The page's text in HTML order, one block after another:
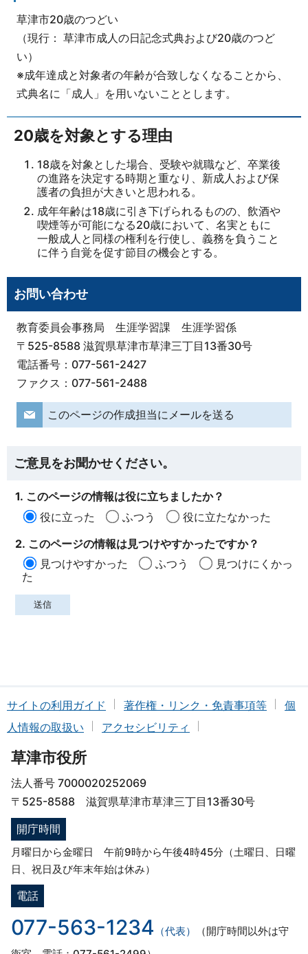
草津市20歳のつどい
（現行： 草津市成人の日記念式典および20歳のつど
い）
※成年達成と対象者の年齢が合致しなくなることから、
式典名に「成人」を用いないこととします。
20歳を対象とする理由
18歳を対象とした場合、受験や就職など、卒業後
の進路を決定する時期と重なり、新成人および保
護者の負担が大きいと思われる。
成年年齢は18歳に引き下げられるものの、飲酒や
喫煙等が可能になる20歳において、名実ともに
一般成人と同様の権利を行使し、義務を負うこと
に伴う自覚を促す節目の機会とする。
お問い合わせ
教育委員会事務局 生涯学習課 生涯学習係
〒525-8588 滋賀県草津市草津三丁目13番30号
電話番号：077-561-2427
ファクス：077-561-2488
このページの作成担当にメールを送る
ご意見をお聞かせください。
1. このページの情報は役に立ちましたか？
役に立った
ふつう
役に立たなかった
2. このページの情報は見つけやすかったですか？
見つけやすかった
ふつう
見つけにくかっ
た
サイトの利用ガイド 著作権・リンク・免責事項等
個
人情報の取扱い
アクセシビリティ
草津市役所
法人番号 7000020252069
〒525-8588 滋賀県草津市草津三丁目13番30号
開庁時間
月曜日から金曜日 午前9時から午後4時45分（土曜日、日曜
日、祝日及び年末年始は休み）
電話
077-563-1234 （代表）
（開庁時間以外は守